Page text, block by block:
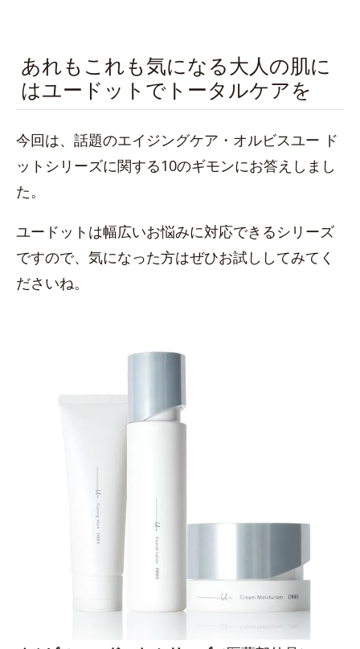
あれもこれも気になる大人の肌に
はユードットでトータルケアを
今回は、話題のエイジングケア・オルビスユー ド
ットシリーズに関する10のギモンにお答えしまし
た。
ユードットは幅広いお悩みに対応できるシリーズ
ですので、気になった方はぜひお試ししてみてく
ださいね。